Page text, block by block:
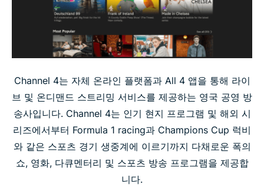
Channel 4는 자체 온라인 플랫폼과 All 4 앱을 통해 라이
브 및 온디맨드 스트리밍 서비스를 제공하는 영국 공영 방
송사입니다. Channel 4는 인기 현지 프로그램 및 해외 시
리즈에서부터 Formula 1 racing과 Champions Cup 럭비
와 같은 스포츠 경기 생중계에 이르기까지 다채로운 폭의
쇼, 영화, 다큐멘터리 및 스포츠 방송 프로그램을 제공합
니다.